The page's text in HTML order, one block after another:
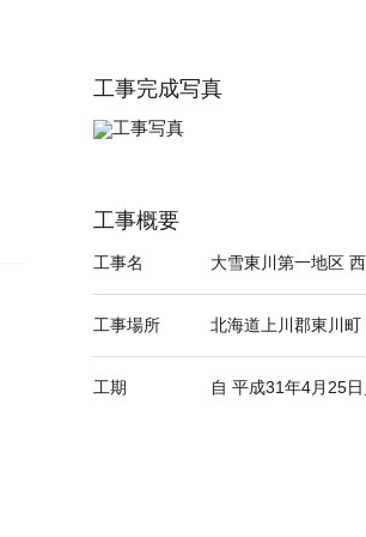
工事完成写真
工事概要
工事名 大雪東川第一地区
工事場所 北海道上川郡東川町
工期 自 平成31年4月25